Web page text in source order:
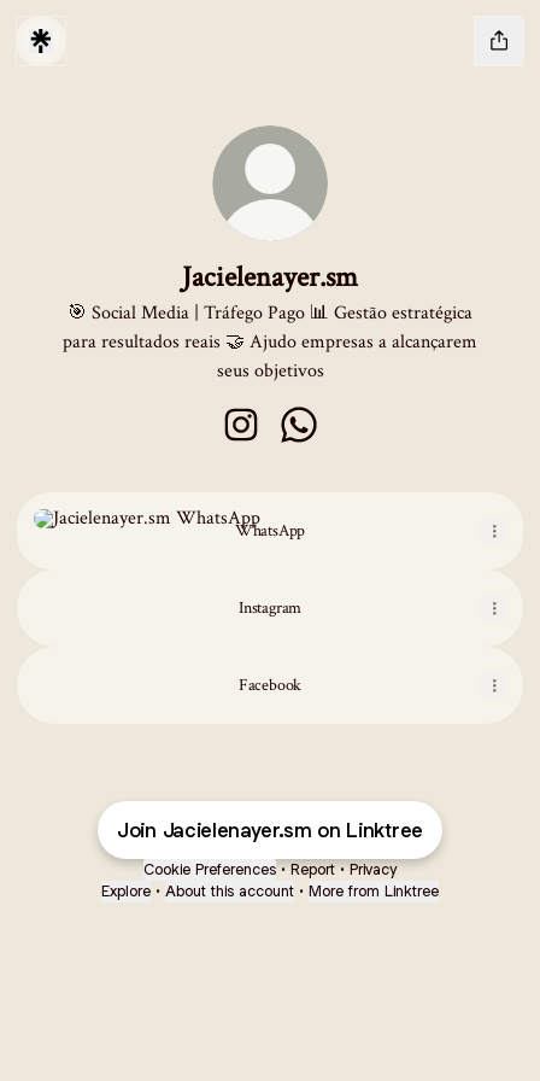
Jacielenayer.sm
🎯 Social Media | Tráfego Pago 📊 Gestão estratégica
para resultados reais 🤝 Ajudo empresas a alcançarem
seus objetivos
WhatsApp
Instagram
Facebook
Join Jacielenayer.sm on Linktree
Cookie Preferences • Report • Privacy
Explore • About this account • More from Linktree